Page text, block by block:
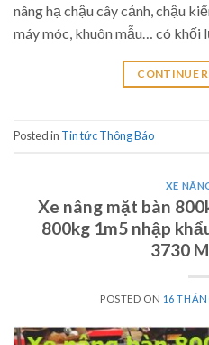
nâng hạ chậu cây cảnh, chậu
máy móc, khuôn mẫu… có
CONTINUE
Posted in Tin tức Thông Báo
XE
Xe nâng mặt bàn
800kg 1m5 nhập
3730
POSTED ON 16